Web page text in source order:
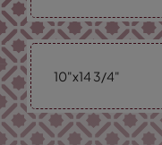
10"x14 3/4"